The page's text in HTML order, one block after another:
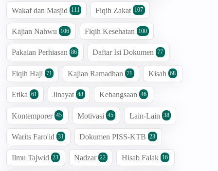
Wakaf dan Masjid 111 Fiqih Zakat 107
Kajian Nahwu 106 Fiqih Kesehatan 100
Pakaian Perhiasan 86 Daftar Isi Dokumen 77
Fiqih Haji 71 Kajian Ramadhan 71 Kisah 68
Etika 61 Jinayat 48 Kebangsaan 46
Kontemporer 45 Motivasi 45 Lain-Lain 38
Warits Faro'id 31 Dokumen PISS-KTB 23
Ilmu Tajwid 23 Nadzar 22 Hisab Falak 16